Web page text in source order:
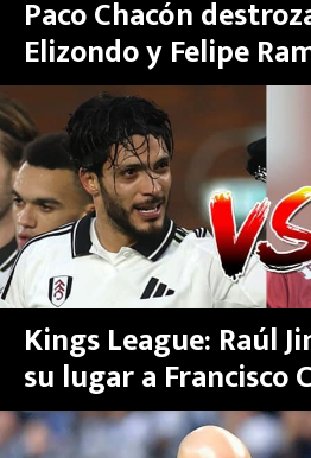
Paco Chacón
Elizondo y Felipe
junta el hambre y
comer…”
Kings League: Raúl
su lugar a Francisco
lanzó imperdonable